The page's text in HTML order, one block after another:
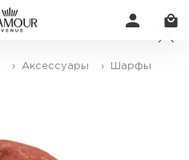
› Аксессуары › Шарфы